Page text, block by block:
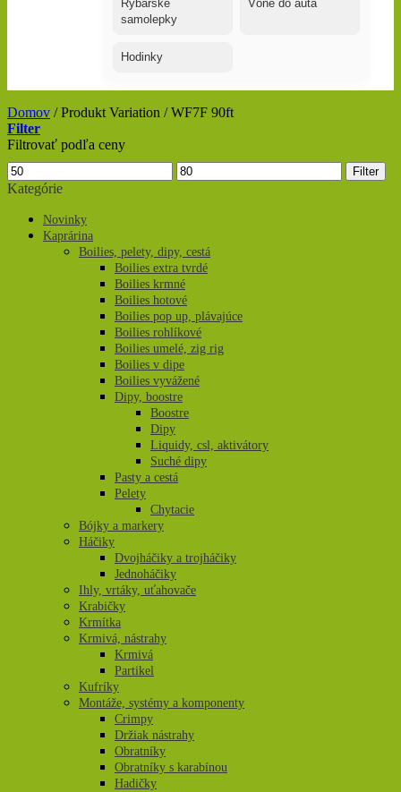
Rybárske
samolepky
Vône do auta
Hodinky
Domov /Produkt Variation /WF7F 90ft
Filter
Filtrovať podľa ceny
Minimálna
cena
Maximálna
cena
Filter
Kategórie
Novinky
Kaprárina
Boilies, pelety, dipy, cestá
Boilies extra tvrdé
Boilies krmné
Boilies hotové
Boilies pop up, plávajúce
Boilies rohlíkové
Boilies umelé, zig rig
Boilies v dipe
Boilies vyvážené
Dipy, boostre
Boostre
Dipy
Liquidy, csl, aktivátory
Suché dipy
Pasty a cestá
Pelety
Chytacie
Bójky a markery
Háčiky
Dvojháčiky a trojháčiky
Jednoháčiky
Ihly, vrtáky, uťahovače
Krabičky
Krmítka
Krmivá, nástrahy
Krmivá
Partikel
Kufríky
Montáže, systémy a komponenty
Crimpy
Držiak nástrahy
Obratníky
Obratníky s karabínou
Hadičky